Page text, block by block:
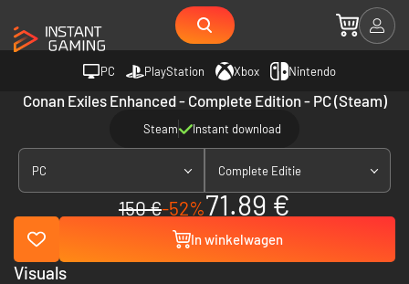
PC PlayStation Xbox Nintendo
Conan Exiles Enhanced - Complete Edition - PC (Steam)
Steam Instant download
PC Complete Editie
150 €-52%71.89 €
In winkelwagen
Visuals